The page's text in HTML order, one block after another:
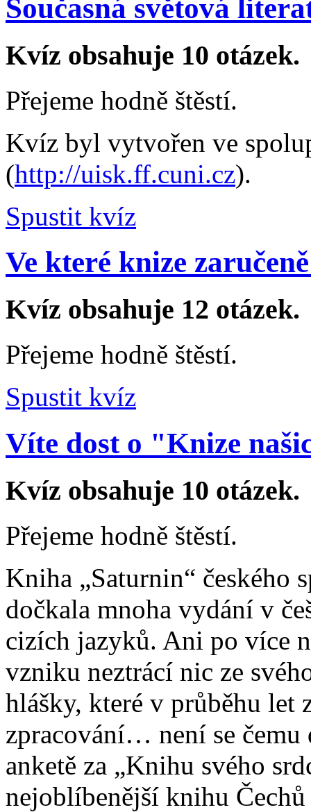
Současná světová
Kvíz obsahuje 10 otázek.
Přejeme hodně štěstí.
Kvíz byl vytvořen ve
(http://uisk.ff.cuni.cz).
Spustit kvíz
Ve které knize
Kvíz obsahuje 12 otázek.
Přejeme hodně štěstí.
Spustit kvíz
Víte dost o "Knize
Kvíz obsahuje 10 otázek.
Přejeme hodně štěstí.
Kniha „Saturnin“ českého
dočkala mnoha vydání v
cizích jazyků. Ani po více
vzniku neztrácí nic ze
hlášky, které v průběhu let
zpracování… není se
anketě za „Knihu svého
nejoblíbenější knihu